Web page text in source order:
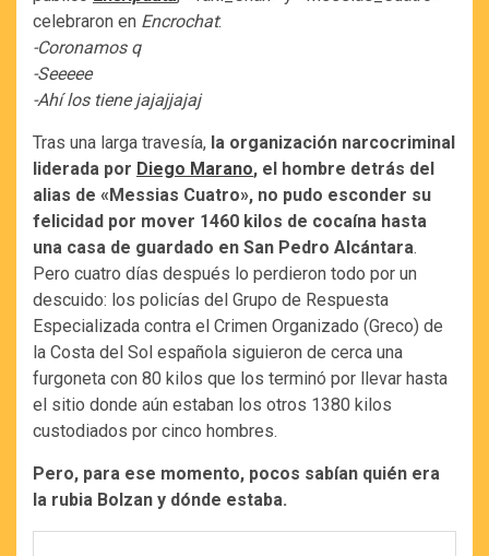
celebraron en Encrochat:
-Coronamos q
-Seeeee
-Ahí los tiene jajajjajaj
Tras una larga travesía, la organización narcocriminal
liderada por Diego Marano, el hombre detrás del
alias de «Messias Cuatro», no pudo esconder su
felicidad por mover 1460 kilos de cocaína hasta
una casa de guardado en San Pedro Alcántara.
Pero cuatro días después lo perdieron todo por un
descuido: los policías del Grupo de Respuesta
Especializada contra el Crimen Organizado (Greco) de
la Costa del Sol española siguieron de cerca una
furgoneta con 80 kilos que los terminó por llevar hasta
el sitio donde aún estaban los otros 1380 kilos
custodiados por cinco hombres.
Pero, para ese momento, pocos sabían quién era
la rubia Bolzan y dónde estaba.